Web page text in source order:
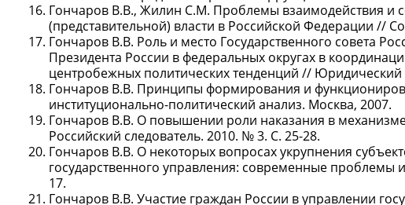
Гончаров В.В., Жилин С.М. Проблемы взаимодействия и
(представительной) власти в Российской Федерации //
Гончаров В.В. Роль и место Государственного совета
Президента России в федеральных округах в
центробежных политических тенденций //
Гончаров В.В. Принципы формирования и
институционально-политический анализ. Москва, 2007.
Гончаров В.В. О повышении роли наказания в
Российский следователь. 2010. № 3. С. 25-28.
Гончаров В.В. О некоторых вопросах укрупнения
государственного управления: современные
17.
Гончаров В.В. Участие граждан России в управлении